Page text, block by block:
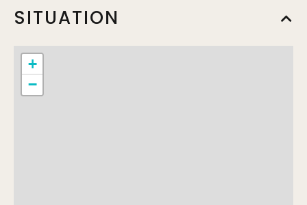
SITUATION
+
−